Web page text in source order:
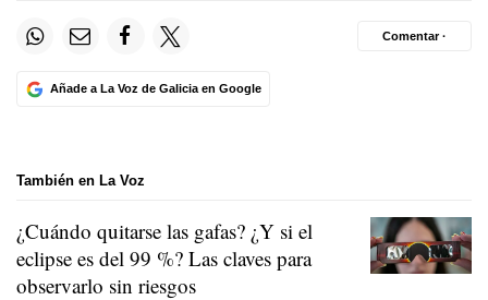
Añade a La Voz de Galicia en Google
Comentar ·
También en La Voz
¿Cuándo quitarse las gafas? ¿Y si el
eclipse es del 99 %? Las claves para
observarlo sin riesgos